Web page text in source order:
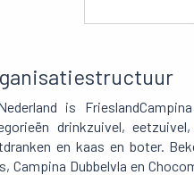
is
drinkzuivel,
en kaas en boter.
Campina Dubbelvla en